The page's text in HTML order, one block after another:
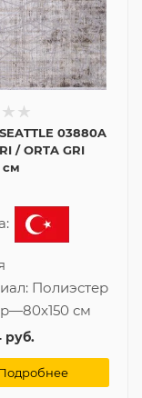
03880A
/ ORTA GRI
см
Полиэстер
—80x150 см
руб.